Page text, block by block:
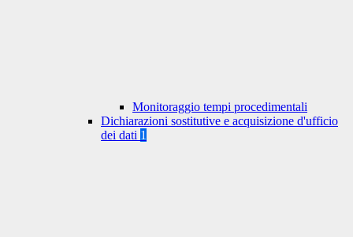
Monitoraggio tempi procedimentali
Dichiarazioni sostitutive e acquisizione d'ufficio
dei dati 1